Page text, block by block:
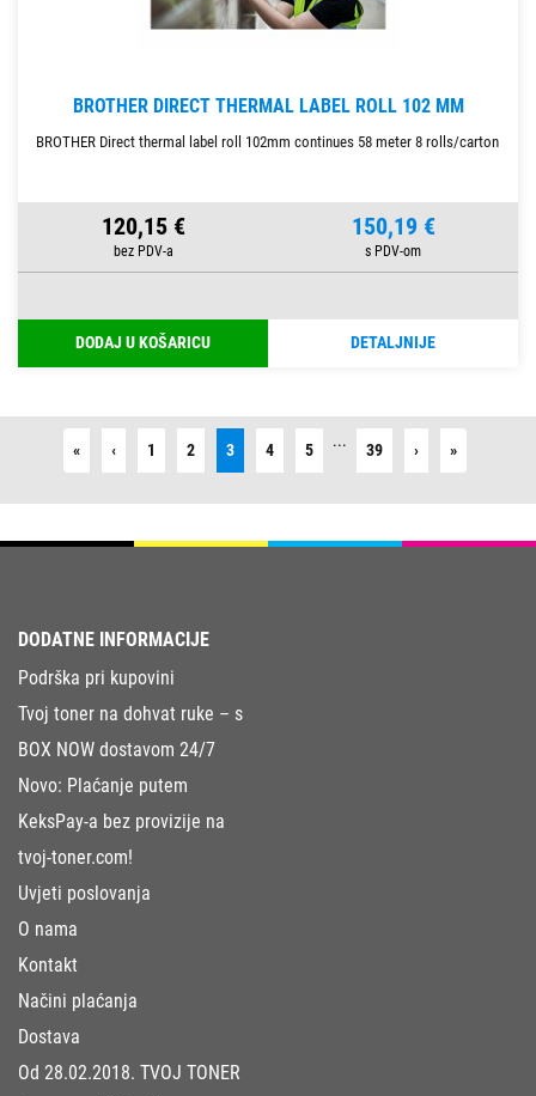
BROTHER DIRECT THERMAL LABEL ROLL 102 MM
BROTHER Direct thermal label roll 102mm continues 58 meter 8 rolls/carton
120,15 € 150,19 €
DODAJ U KOŠARICU DETALJNIJE
«First ‹Previous
1 2 3 4 5 ... 39 ›Next »Last
DODATNE INFORMACIJE
Podrška pri kupovini
Tvoj toner na dohvat ruke – s
BOX NOW dostavom 24/7
Novo: Plaćanje putem
KeksPay-a bez provizije na
tvoj-toner.com!
Uvjeti poslovanja
O nama
Kontakt
Načini plaćanja
Dostava
Od 28.02.2018. TVOJ TONER